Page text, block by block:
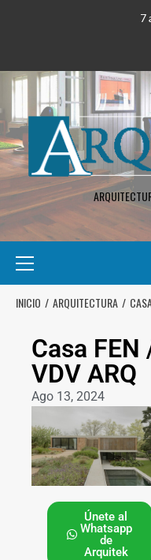
7
INICIO ARQUITECTURA
Casa FEN
VDV ARQ
Ago 13, 2024
Únete al
Whatsapp
de
Arquitek